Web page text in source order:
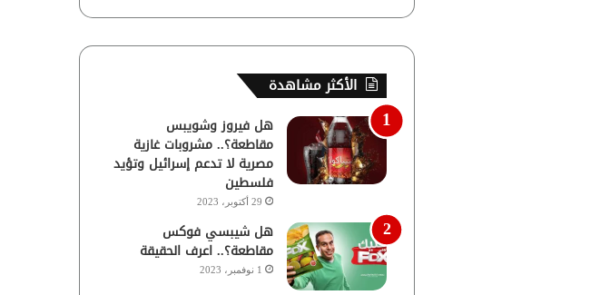
الأكثر مشاهدة
هل فيروز وشويبس
مقاطعة؟.. مشروبات غازية
مصرية لا تدعم إسرائيل وتؤيد
فلسطين
29 أكتوبر، 2023
هل شيبسي فوكس
مقاطعة؟.. اعرف الحقيقة
1 نوفمبر، 2023